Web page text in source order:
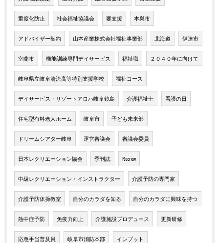
重度化防止 社会福祉協議会 要支援 本巣市
アドバイザー契約 山本産業株式会社福祉事業部 北海道 伊達市
室蘭市 機能訓練専門デイサービス 福祉職 ２０４０年に向けて
岐阜県立岐阜清流高等特別支援学校 福祉コース
デイサービス・リゾートアロハ岐阜鏡島 介護福祉士 看護の日
住宅型有料老人ホーム 岐阜市 子ども未来部
ドリームシアター岐阜 運営審議会 審議会委員
日本レクリエーション協会 季刊誌 Recrew
中級レクリエーション・インストラクター 介護予防の専門家
介護予防体操教室 自分のカラダを知る 自分のカラダに興味を持つ
熱中症予防 免疫力向上 介護施設プロデュース 更新研修
応急手当普及員 岐阜市消防本部 インプット